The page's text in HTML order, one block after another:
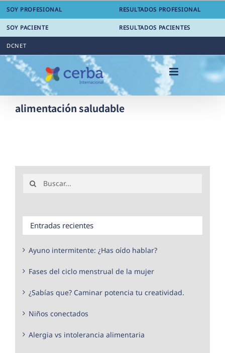
Saltar
contenido
SOY PROFESIONAL RESULTADOS PROFESIONAL
SOY PACIENTE RESULTADOS PACIENTES
DCNET
alimentación saludable
Entradas recientes
Ayuno intermitente: ¿Has oído hablar?
Fases del ciclo menstrual de la mujer
¿Sabías que? Caminar potencia tu creatividad.
Niños conectados
Alergia vs intolerancia alimentaria